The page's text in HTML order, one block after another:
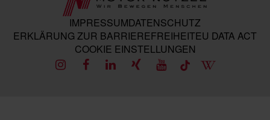
IMPRESSUMDATENSCHUTZ
ERKLÄRUNG ZUR BARRIEREFREIHEITEU DATA ACT
COOKIE EINSTELLUNGEN